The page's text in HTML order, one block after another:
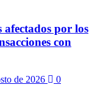
afectados por los
con
de 2026 0